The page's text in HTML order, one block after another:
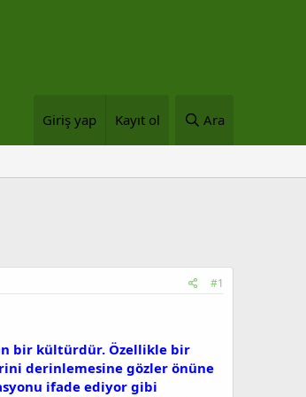
Giriş yap Kayıt ol Ara
#1
bir kültürdür. Özellikle bir
derinlemesine gözler önüne
ifade ediyor gibi